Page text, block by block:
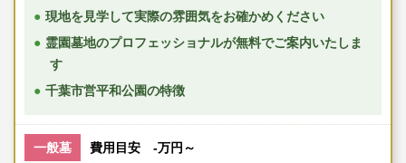
現地を見学して実際の雰囲気をお確かめください
霊園墓地のプロフェッショナルが無料でご案内いたしま
す
千葉市営平和公園の特徴
一般墓 費用目安 -万円～